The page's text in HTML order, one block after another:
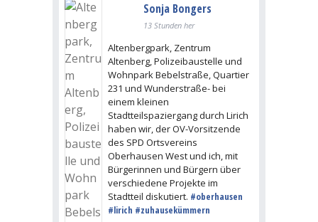
Sonja Bongers
13 Stunden her
Altenbergpark, Zentrum
Altenberg, Polizeibaustelle und
Wohnpark Bebelstraße, Quartier
231 und Wunderstraße- bei
einem kleinen
Stadtteilspaziergang durch Lirich
haben wir, der OV-Vorsitzende
des SPD Ortsvereins
Oberhausen West und ich, mit
Bürgerinnen und Bürgern über
verschiedene Projekte im
Stadtteil diskutiert. #oberhausen
#lirich #zuhausekümmern